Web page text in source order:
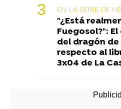
EN LA SERIE DE
"¿Está
Fuegosol?":
del dragón de
respecto al
3x04 de La